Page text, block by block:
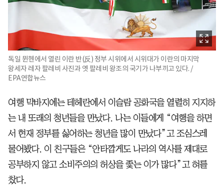
독일 뮌헨에서 열린 이란 반(反) 정부 시위에서 시위대가 이란의 마지막
왕세자 레자 팔레비 사진과 옛 팔레비 왕조의 국기가 나부끼고 있다. /
EPA연합뉴스
여행 막바지에는 테헤란에서 이슬람 공화국을 열렬히 지지하
는 내 또래의 청년들을 만났다. 나는 이들에게 “여행을 하면
서 현재 정부를 싫어하는 청년을 많이 만났다”고 조심스레
물어봤다. 이 친구들은 “안타깝게도 나라의 역사를 제대로
공부하지 않고 소비주의의 허상을 좇는 이가 많다”고 혀를
찼다.